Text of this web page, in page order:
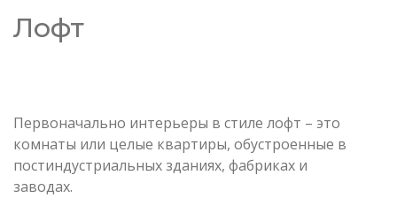
Лофт
Первоначально интерьеры в стиле лофт – это
комнаты или целые квартиры, обустроенные в
постиндустриальных зданиях, фабриках и
заводах.